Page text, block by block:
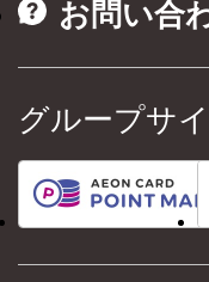
お問い合
グループサ